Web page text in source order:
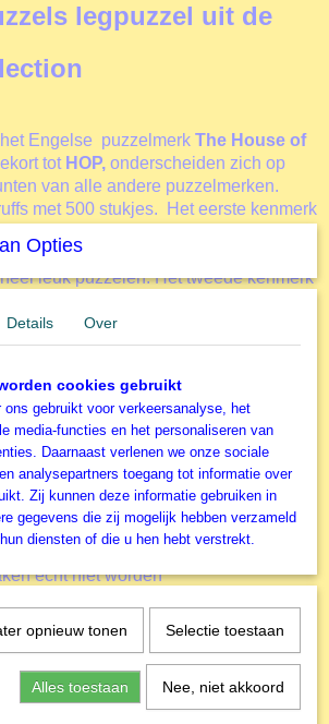
legpuzzel uit de
Engelse puzzelmerk The House of
tot HOP, onderscheiden zich op
van alle andere puzzelmerken.
met 500 stukjes. Het eerste kenmerk
van deze stukjes dan wil je niet meer
leuk puzzelen. Het tweede kenmerk
van de puzzels vallen in het
. De afbeeldingen brengen je terug in de
tijd van er voor elkaar zijn. Een tijd
De verhalen van vroeger komen tot
Er zijn twee zeer uitgebreide
grote grote stukken. De 500 XL en de
XL puzzels zijn uitermate geschikt
onder ons. Met deze puzzels wordt ook
gepuzzeld. Elk jaar brengt HOP voor
kerstpuzzel uit. Dit is de Christmas
puzzels (uitvoering 500 en 1000
kerststukjes. Veel leuker kan
echt niet worden
van de puzzels maakt HOP gebruik
kunstenaars zoals bij deze
LINDA BIRKINSHAW.
diverse accessoires kun je het puzzelen nog
Opties
Details Over
cookies gebruikt
ons gebruikt voor verkeersanalyse, het
media-functies en het personaliseren van
Daarnaast verlenen we onze sociale
analysepartners toegang tot informatie over
Zij kunnen deze informatie gebruiken in
gegevens die zij mogelijk hebben verzameld
diensten of die u hen hebt verstrekt.
opnieuw tonen Selectie toestaan
Alles toestaan Nee, niet akkoord